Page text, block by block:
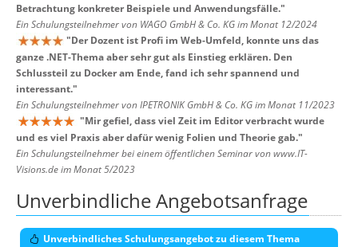
Betrachtung konkreter Beispiele und Anwendungsfälle."
Ein Schulungsteilnehmer von WAGO GmbH & Co. KG im Monat 12/2024
"Der Dozent ist Profi im Web-Umfeld, konnte uns das
ganze .NET-Thema aber sehr gut als Einstieg erklären. Den
Schlussteil zu Docker am Ende, fand ich sehr spannend und
interessant."
Ein Schulungsteilnehmer von IPETRONIK GmbH & Co. KG im Monat 11/2023
"Mir gefiel, dass viel Zeit im Editor verbracht wurde
und es viel Praxis aber dafür wenig Folien und Theorie gab."
Ein Schulungsteilnehmer bei einem öffentlichen Seminar von www.IT-
Visions.de im Monat 5/2023
Unverbindliche Angebotsanfrage
Unverbindliches Schulungsangebot zu diesem Thema